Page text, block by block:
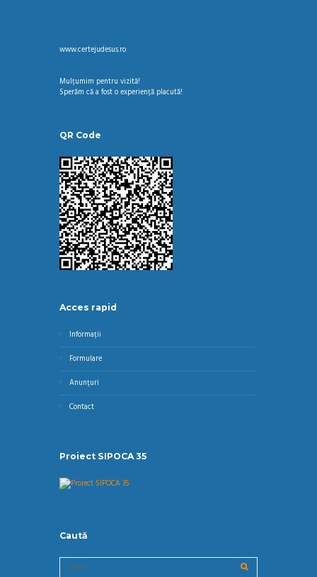
www.certejudesus.ro
Mulțumim pentru vizită!
Sperăm că a fost o experiență placută!
QR Code
Acces rapid
Informații
Formulare
Anunțuri
Contact
Proiect SIPOCA 35
Caută